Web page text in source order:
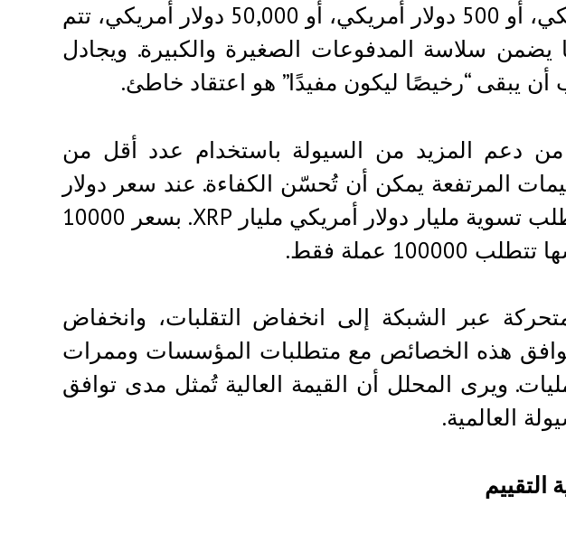
تداول العملة عند 0.50 دولار أمريكي، أو 500 دولار أمريكي، أو 50,000 دولار أمريكي، تتم
سلاسة المدفوعات الصغيرة والكبيرة. ويجادل
من دعم المزيد من السيولة باستخدام عدد أقل من
المرتفعة يمكن أن تُحسّن الكفاءة. عند سعر دولار
أمريكي واحد لكل عملة ريبل، يتطلب تسوية مليار دولار أمريكي مليار XRP. بسعر 10000
عبر الشبكة إلى انخفاض التقلبات، وانخفاض
تتوافق هذه الخصائص مع متطلبات المؤسسات وممرات
ويرى المحلل أن القيمة العالية تُمثل مدى توافق